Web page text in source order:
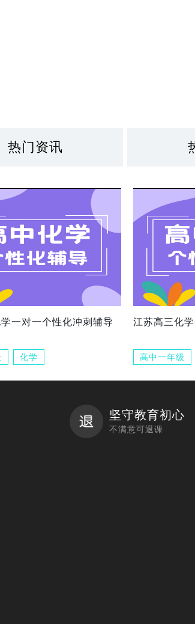
热门资讯
一对一个性化冲刺辅导
化学
江苏高三化
高中一年级
坚守教育初心
不满意可退课